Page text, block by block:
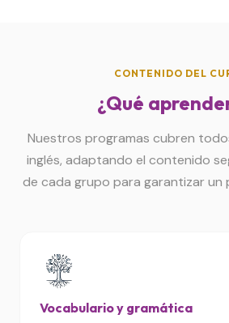
CONTENIDO DEL
¿Qué
Nuestros programas cubren
inglés, adaptando el contenido
de cada grupo para garantizar un
Vocabulario y gramática